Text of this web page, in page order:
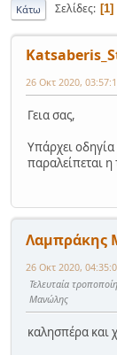
Κάτω Σελίδες 1
26 Οκτ 2020,
Γεια σας,
Υπάρχει
παραλείπεται η
Λαμπράκης
26 Οκτ 2020,
Τελευταία
Μανώλης
καλησπέρα και